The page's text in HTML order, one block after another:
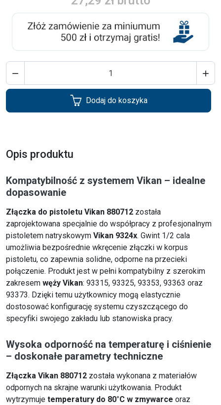
 
Dodaj do koszyka
Opis produktu
Kompatybilność z systemem Vikan – idealne
dopasowanie
Złączka do pistoletu Vikan 880712 została
zaprojektowana specjalnie do współpracy z profesjonalnym
pistoletem natryskowym Vikan 9324x. Gwint 1/2 cala
umożliwia bezpośrednie wkręcenie złączki w korpus
pistoletu, co zapewnia solidne, odporne na przecieki
połączenie. Produkt jest w pełni kompatybilny z szerokim
zakresem węży Vikan: 93315, 93325, 93353, 93363 oraz
93373. Dzięki temu użytkownicy mogą elastycznie
dostosować konfigurację systemu czyszczącego do
specyfiki swojego zakładu lub stanowiska pracy.
Wysoka odporność na temperaturę i ciśnienie
– doskonałe parametry techniczne
Złączka Vikan 880712 została wykonana z materiałów
odpornych na skrajne warunki użytkowania. Produkt
wytrzymuje temperatury do 80°C w zmywarce oraz